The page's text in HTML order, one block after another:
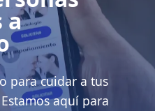
a
para cuidar a tus
aquí para